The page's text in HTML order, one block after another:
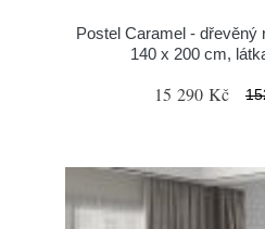
Postel Caramel - dřevěný
140 x 200 cm,
15 290 Kč